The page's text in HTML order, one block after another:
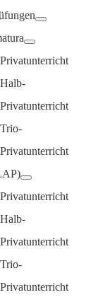
Privatunterricht
Halb-
Privatunterricht
Trio-
Privatunterricht
Privatunterricht
Halb-
Privatunterricht
Trio-
Privatunterricht